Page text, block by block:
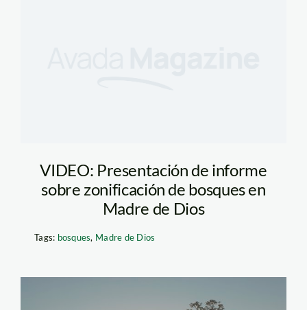
VIDEO: Presentación de informe
sobre zonificación de bosques en
Madre de Dios
Tags: bosques, Madre de Dios